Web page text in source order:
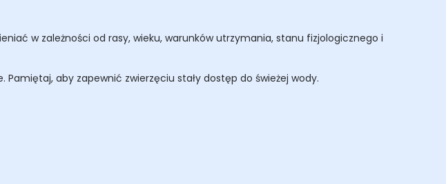
w zależności od rasy, wieku, warunków utrzymania, stanu fizjologicznego i
aby zapewnić zwierzęciu stały dostęp do świeżej wody.